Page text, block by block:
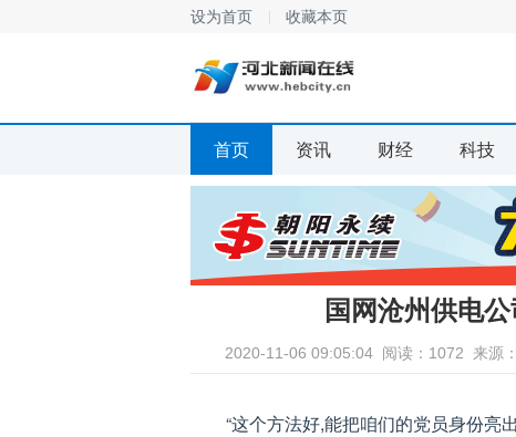
设为首页 收藏本页
首页 资讯 财经 科技
国网沧州供电
2020-11-06 09:05:04 阅读：1072 来源：
“这个方法好,能把咱们的党员身份亮